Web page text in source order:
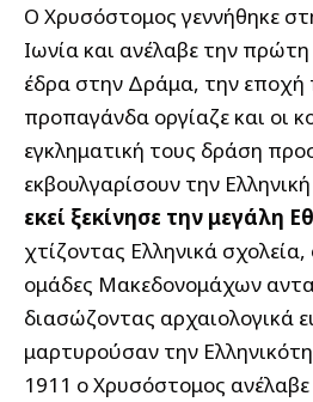
Ο Χρυσόστομος γεννήθηκε
Ιωνία και ανέλαβε την
έδρα στην Δράμα, την εποχή
προπαγάνδα οργίαζε και οι
εγκληματική τους δράση
εκβουλγαρίσουν την
εκεί ξεκίνησε την μεγάλη
χτίζοντας Ελληνικά
ομάδες Μακεδονομάχων
διασώζοντας αρχαιολογικά
μαρτυρούσαν την
1911 ο Χρυσόστομος